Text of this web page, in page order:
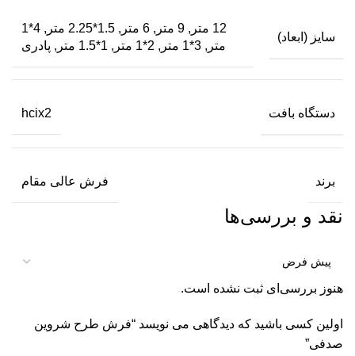
سایز (ابعاد)
12 متر, 9 متر, 6 متر, 1.5*2.25 متر, 4*1
متر, 3*1 متر, 2*1 متر, 1*1.5 متر, پادری
دستگاه بافت hcix2
برند فرش عالی مقام
نقد و بررسی‌ها
هنوز بررسی‌ای ثبت نشده است.
اولین کسی باشید که دیدگاهی می نویسد “فرش طرح شروین
صدفی”